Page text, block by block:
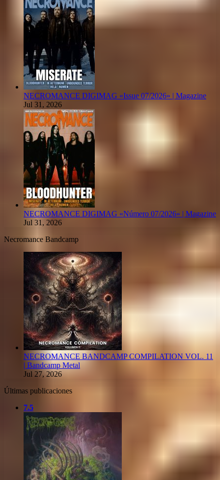
NECROMANCE DIGIMAG «Issue 07/2026» | Magazine
Jul 31, 2026
NECROMANCE DIGIMAG «Número 07/2026» | Magazine
Jul 31, 2026
Necromance Bandcamp
NECROMANCE BANDCAMP COMPILATION VOL. 11
| Bandcamp Metal
Jul 27, 2026
Últimas publicaciones
7.5